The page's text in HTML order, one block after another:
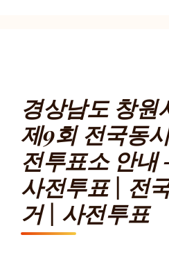
경상남도 창원
제9회 전국동
전투표소 안내
사전투표 | 전
거 | 사전투표